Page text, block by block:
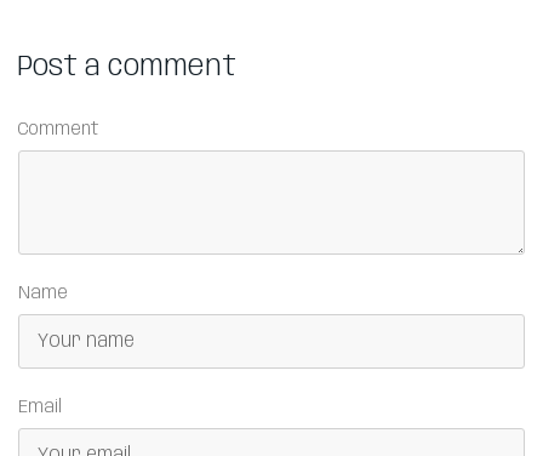
Post a comment
Comment
Name
Email